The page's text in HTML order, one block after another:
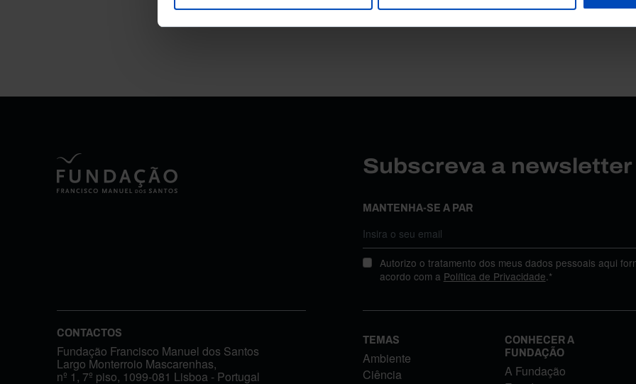
Subscreva a
MANTENHA-SE A PAR
Autorizo o tratamento dos meus dados pessoais aqui
acordo com a Política de Privacidade.*
CONTACTOS
Fundação Francisco Manuel dos Santos
Largo Monterroio Mascarenhas,
nº 1, 7º piso, 1099-081 Lisboa - Portugal
TEMAS
Ambiente
Ciência
CONHECER A
FUNDAÇÃO
A Fundação